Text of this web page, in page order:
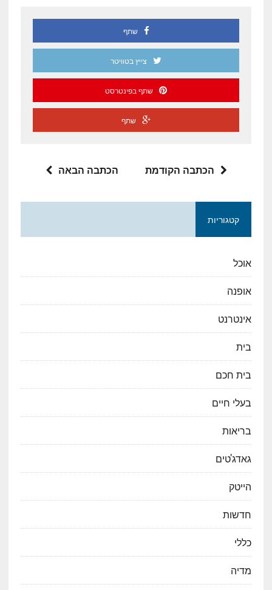
שתף
צייץ בטוויטר
שתף בפינטרסט
שתף
הכתבה הקודמת הכתבה הבאה
קטגוריות
אוכל
אופנה
אינטרנט
בית
בית חכם
בעלי חיים
בריאות
גאדג'טים
הייטק
חדשות
כללי
מדיה